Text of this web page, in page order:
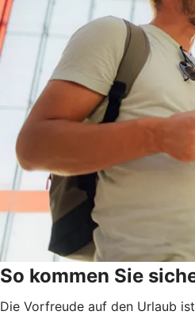
So kommen Sie
Die Vorfreude auf den Urlaub